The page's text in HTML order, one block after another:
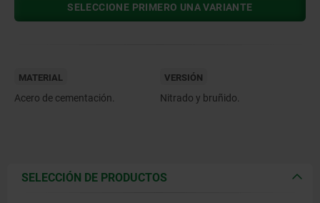
SELECCIONE PRIMERO UNA VARIANTE
MATERIAL
Acero de cementación.
VERSIÓN
Nitrado y bruñido.
SELECCIÓN DE PRODUCTOS